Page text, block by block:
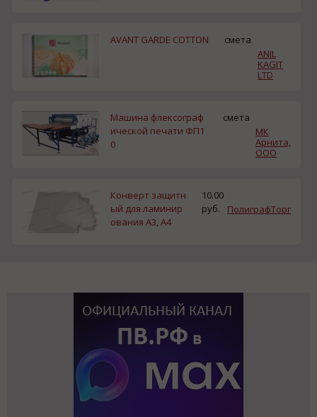
AVANT GARDE COTTON
смета
ANIL
KAGIT
LTD
Машина флексограф
ической печати ФП1
0
смета
МК
Арнита,
ООО
Конверт защитн
ый для ламинир
ования A3, А4
10.00
руб.
ПолиграфТорг